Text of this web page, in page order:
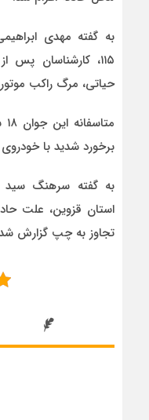
به گفته مهدی
۱۱۵، کارشناسان
حیاتی، مرگ راکب
برخورد شدید با خودروی
به گفته سرهنگ سید
استان قزوین، علت
تجاوز به چپ گزارش